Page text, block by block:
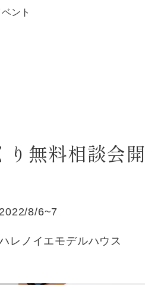
ント
り無料相談会
2022/8/6~7
レノイエモデルハウス